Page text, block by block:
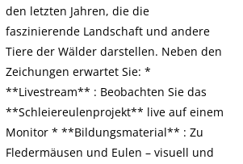
den letzten Jahren, die die
faszinierende Landschaft und andere
Tiere der Wälder darstellen. Neben den
Zeichungen erwartet Sie: *
**Livestream** : Beobachten Sie das
**Schleiereulenprojekt** live auf einem
Monitor * **Bildungsmaterial** : Zu
Fledermäusen und Eulen – visuell und